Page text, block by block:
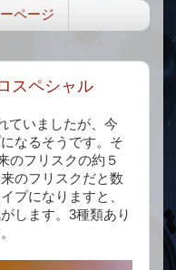
ページ
スペシャル
ていましたが、今
なるそうです。そ
のフリスクの約５
のフリスクだと数
プになりますと、
します。3種類あり